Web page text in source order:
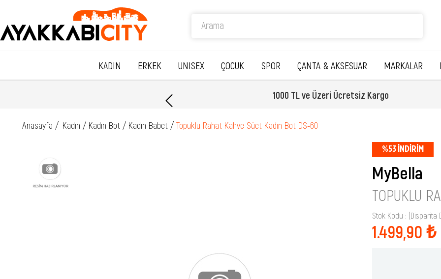
KADIN ERKEK UNISEX ÇOCUK SPOR ÇANTA & AKSESUAR MARKALAR
1000 TL ve Üzeri Ücretsiz Kargo
Anasayfa Kadın Kadın Bot Kadın Babet Topuklu Rahat Kahve Süet Kadın Bot DS-60
%53 İNDIRIM
MyBella
TOPUKLU
Stok Kodu (Disparita
1.499,90 ₺